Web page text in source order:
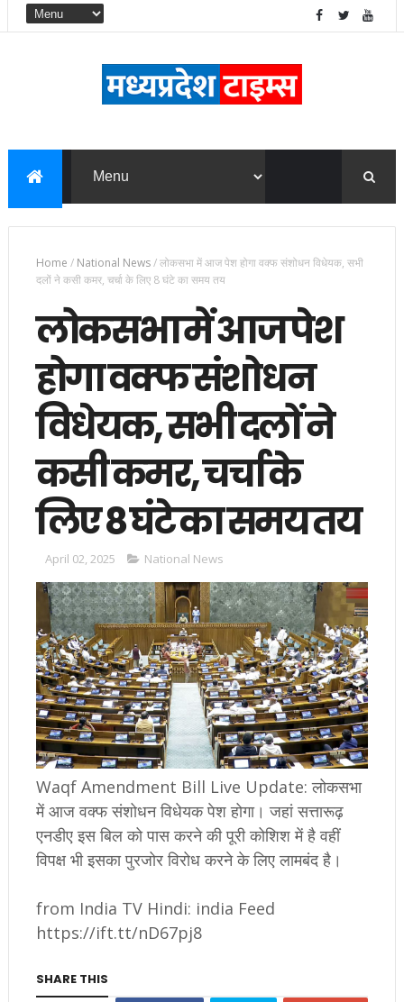
Home / National News/लोकसभा में आज पेश होगा वक्फ संशोधन विधेयक, सभी
दलों ने कसी कमर, चर्चा के लिए 8 घंटे का समय तय
लोकसभा में आज पेश
होगा वक्फ संशोधन
विधेयक, सभी दलों ने
कसी कमर, चर्चा के
लिए 8 घंटे का समय तय
April 02, 2025 National News
Waqf Amendment Bill Live Update: लोकसभा
में आज वक्फ संशोधन विधेयक पेश होगा। जहां सत्तारूढ़
एनडीए इस बिल को पास करने की पूरी कोशिश में है वहीं
विपक्ष भी इसका पुरजोर विरोध करने के लिए लामबंद है।
from India TV Hindi: india Feed
https://ift.tt/nD67pj8
SHARE THIS